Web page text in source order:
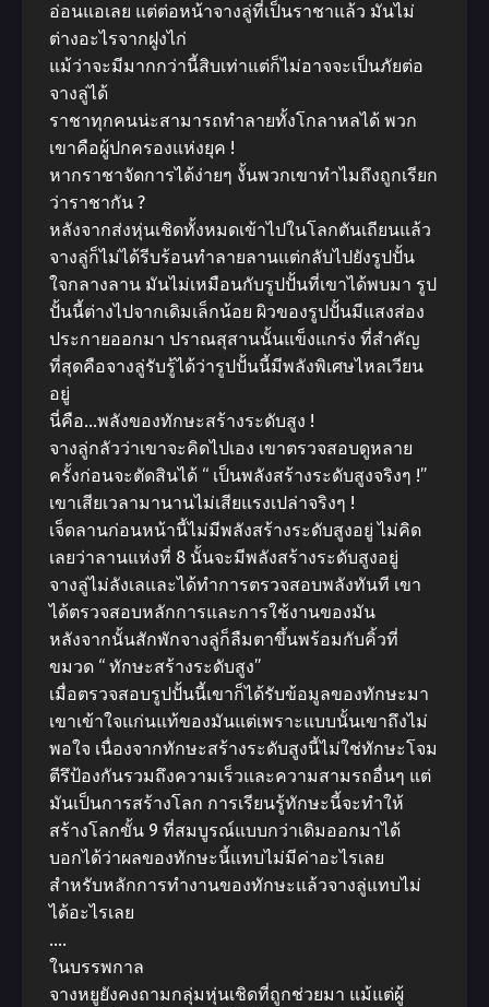
อ่อนแอเลย แต่ต่อหน้าจางลู่ที่เป็นราชาแล้ว มันไม่
ต่างอะไรจากฝูงไก่
แม้ว่าจะมีมากกว่านี้สิบเท่าแต่ก็ไม่อาจจะเป็นภัยต่อ
จางลู่ได้
ราชาทุกคนน่ะสามารถทำลายทั้งโกลาหลได้ พวก
เขาคือผู้ปกครองแห่งยุค !
หากราชาจัดการได้ง่ายๆ งั้นพวกเขาทำไมถึงถูกเรียก
ว่าราชากัน ?
หลังจากส่งหุ่นเชิดทั้งหมดเข้าไปในโลกตันเถียนแล้ว
จางลู่ก็ไม่ได้รีบร้อนทำลายลานแต่กลับไปยังรูปปั้น
ใจกลางลาน มันไม่เหมือนกับรูปปั้นที่เขาได้พบมา รูป
ปั้นนี้ต่างไปจากเดิมเล็กน้อย ผิวของรูปปั้นมีแสงส่อง
ประกายออกมา ปราณสุสานนั้นแข็งแกร่ง ที่สำคัญ
ที่สุดคือจางลู่รับรู้ได้ว่ารูปปั้นนี้มีพลังพิเศษไหลเวียน
อยู่
นี่คือ…พลังของทักษะสร้างระดับสูง !
จางลู่กลัวว่าเขาจะคิดไปเอง เขาตรวจสอบดูหลาย
ครั้งก่อนจะตัดสินได้ “ เป็นพลังสร้างระดับสูงจริงๆ !”
เขาเสียเวลามานานไม่เสียแรงเปล่าจริงๆ !
เจ็ดลานก่อนหน้านี้ไม่มีพลังสร้างระดับสูงอยู่ ไม่คิด
เลยว่าลานแห่งที่ 8 นั้นจะมีพลังสร้างระดับสูงอยู่
จางลู่ไม่ลังเลและได้ทำการตรวจสอบพลังทันที เขา
ได้ตรวจสอบหลักการและการใช้งานของมัน
หลังจากนั้นสักพักจางลู่ก็ลืมตาขึ้นพร้อมกับคิ้วที่
ขมวด “ ทักษะสร้างระดับสูง”
เมื่อตรวจสอบรูปปั้นนี้เขาก็ได้รับข้อมูลของทักษะมา
เขาเข้าใจแก่นแท้ของมันแต่เพราะแบบนั้นเขาถึงไม่
พอใจ เนื่องจากทักษะสร้างระดับสูงนี้ไม่ใช่ทักษะโจม
ตีรึป้องกันรวมถึงความเร็วและความสามรถอื่นๆ แต่
มันเป็นการสร้างโลก การเรียนรู้ทักษะนี้จะทำให้
สร้างโลกขั้น 9 ที่สมบูรณ์แบบกว่าเดิมออกมาได้
บอกได้ว่าผลของทักษะนี้แทบไม่มีค่าอะไรเลย
สำหรับหลักการทำงานของทักษะแล้วจางลู่แทบไม่
ได้อะไรเลย
….
ในบรรพกาล
จางหยูยังคงถามกลุ่มหุ่นเชิดที่ถูกช่วยมา แม้แต่ผู้